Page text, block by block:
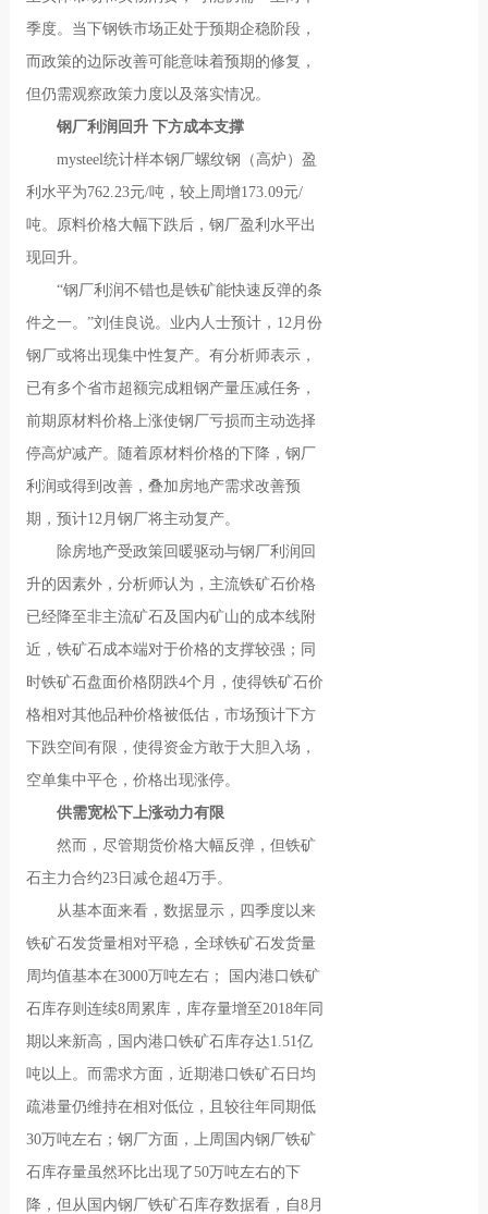
季度。当下钢铁市场正处于预期企稳阶段，
而政策的边际改善可能意味着预期的修复，
但仍需观察政策力度以及落实情况。
钢厂利润回升 下方成本支撑
mysteel统计样本钢厂螺纹钢（高炉）盈
利水平为762.23元/吨，较上周增173.09元/
吨。原料价格大幅下跌后，钢厂盈利水平出
现回升。
“钢厂利润不错也是铁矿能快速反弹的条
件之一。”刘佳良说。业内人士预计，12月份
钢厂或将出现集中性复产。有分析师表示，
已有多个省市超额完成粗钢产量压减任务，
前期原材料价格上涨使钢厂亏损而主动选择
停高炉减产。随着原材料价格的下降，钢厂
利润或得到改善，叠加房地产需求改善预
期，预计12月钢厂将主动复产。
除房地产受政策回暖驱动与钢厂利润回
升的因素外，分析师认为，主流铁矿石价格
已经降至非主流矿石及国内矿山的成本线附
近，铁矿石成本端对于价格的支撑较强；同
时铁矿石盘面价格阴跌4个月，使得铁矿石价
格相对其他品种价格被低估，市场预计下方
下跌空间有限，使得资金方敢于大胆入场，
空单集中平仓，价格出现涨停。
供需宽松下上涨动力有限
然而，尽管期货价格大幅反弹，但铁矿
石主力合约23日减仓超4万手。
从基本面来看，数据显示，四季度以来
铁矿石发货量相对平稳，全球铁矿石发货量
周均值基本在3000万吨左右； 国内港口铁矿
石库存则连续8周累库，库存量增至2018年同
期以来新高，国内港口铁矿石库存达1.51亿
吨以上。而需求方面，近期港口铁矿石日均
疏港量仍维持在相对低位，且较往年同期低
30万吨左右；钢厂方面，上周国内钢厂铁矿
石库存量虽然环比出现了50万吨左右的下
降，但从国内钢厂铁矿石库存数据看，自8月